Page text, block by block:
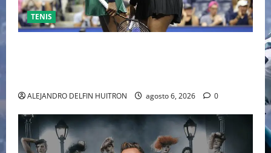
TENIS
ALEJANDRO DELFIN HUITRON agosto 6, 2026 0